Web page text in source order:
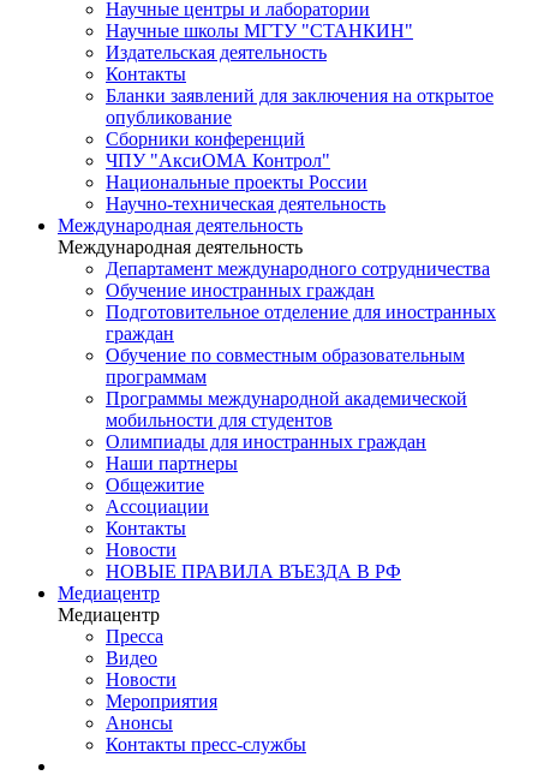
Научные центры и лаборатории
Научные школы МГТУ "СТАНКИН"
Издательская деятельность
Контакты
Бланки заявлений для заключения на открытое
опубликование
Сборники конференций
ЧПУ "АксиОМА Контрол"
Национальные проекты России
Научно-техническая деятельность
Международная деятельность
Международная деятельность
Департамент международного сотрудничества
Обучение иностранных граждан
Подготовительное отделение для иностранных
граждан
Обучение по совместным образовательным
программам
Программы международной академической
мобильности для студентов
Олимпиады для иностранных граждан
Наши партнеры
Общежитие
Ассоциации
Контакты
Новости
НОВЫЕ ПРАВИЛА ВЪЕЗДА В РФ
Медиацентр
Медиацентр
Пресса
Видео
Новости
Мероприятия
Анонсы
Контакты пресс-службы